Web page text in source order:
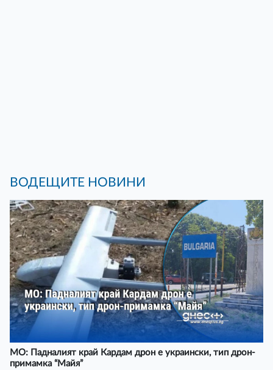
ВОДЕЩИТЕ НОВИНИ
МО: Падналият край Кардам дрон е украински, тип дрон-
примамка “Майя”